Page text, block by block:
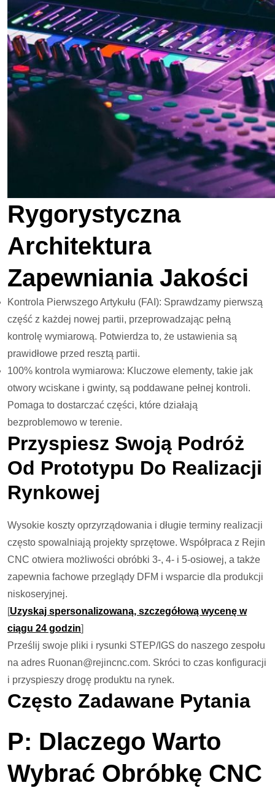
Rygorystyczna
Architektura
Zapewniania Jakości
Kontrola Pierwszego Artykułu (FAI): Sprawdzamy pierwszą
część z każdej nowej partii, przeprowadzając pełną
kontrolę wymiarową. Potwierdza to, że ustawienia są
prawidłowe przed resztą partii.
100% kontrola wymiarowa: Kluczowe elementy, takie jak
otwory wciskane i gwinty, są poddawane pełnej kontroli.
Pomaga to dostarczać części, które działają
bezproblemowo w terenie.
Przyspiesz Swoją Podróż
Od Prototypu Do Realizacji
Rynkowej
Wysokie koszty oprzyrządowania i długie terminy realizacji
często spowalniają projekty sprzętowe. Współpraca z Rejin
CNC otwiera możliwości obróbki 3-, 4- i 5-osiowej, a także
zapewnia fachowe przeglądy DFM i wsparcie dla produkcji
niskoseryjnej.
[Uzyskaj spersonalizowaną, szczegółową wycenę w
ciągu 24 godzin]
Prześlij swoje pliki i rysunki STEP/IGS do naszego zespołu
na adres Ruonan@rejincnc.com. Skróci to czas konfiguracji
i przyspieszy drogę produktu na rynek.
Często Zadawane Pytania
P: Dlaczego Warto
Wybrać Obróbkę CNC